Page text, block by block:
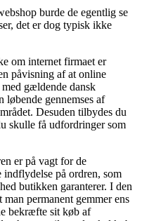
burde de egentlig se
det er dog typisk ikke
om internet firmaet er
påvisning af at online
gældende dansk
gennemses af
Desuden tilbydes du
skulle få udfordringer som
er på vagt for de
på ordren, som
butikken garanterer. I den
permanent gemmer ens
bekræfte sit køb af